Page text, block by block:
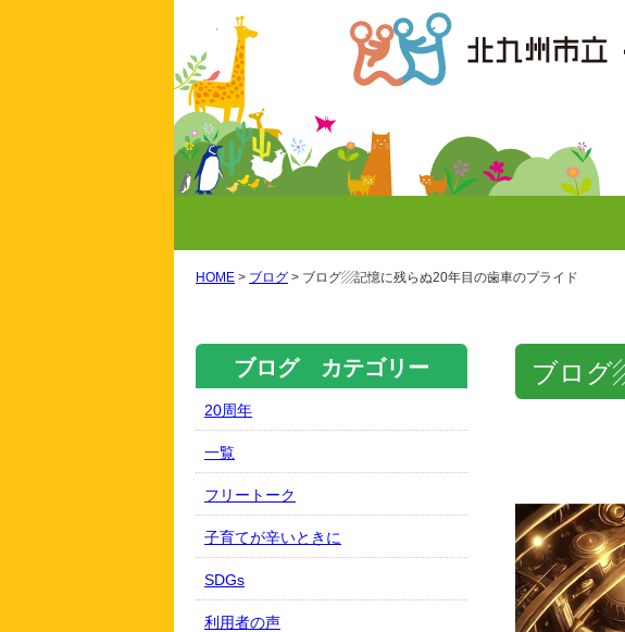
HOME > ブログ > ブログ▨記憶に残らぬ20年目の歯車のプライド
ブログ
ブログ カテゴリー
20周年
一覧
フリートーク
子育てが辛いときに
SDGs
利用者の声